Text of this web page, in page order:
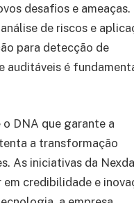
desafios e ameaças.
de riscos e
para detecção de
auditáveis é
DNA que garante a
a transformação
As iniciativas da
credibilidade e